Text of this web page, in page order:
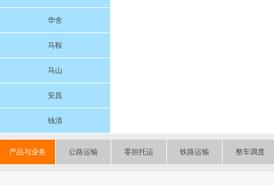
华舍
马鞍
马山
安昌
钱清
产品与业务 公路运输 零担托运 铁路运输 整车调度